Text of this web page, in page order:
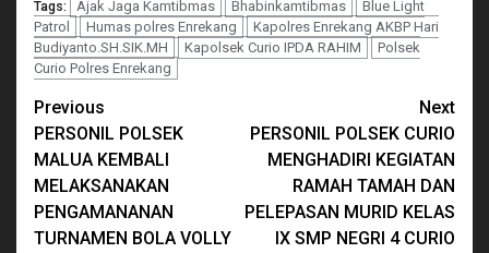
Tags: Ajak Jaga Kamtibmas Bhabinkamtibmas
Blue Light
Patrol
Humas polres Enrekang
Kapolres Enrekang AKBP Hari
Budiyanto.SH.SIK.MH
Kapolsek Curio IPDA RAHIM
Polsek
Curio Polres Enrekang
Continue
Reading
Previous
PERSONIL POLSEK
MALUA KEMBALI
MELAKSANAKAN
PENGAMANANAN
TURNAMEN BOLA VOLLY
Next
PERSONIL POLSEK CURIO
MENGHADIRI KEGIATAN
RAMAH TAMAH DAN
PELEPASAN MURID KELAS
IX SMP NEGRI 4 CURIO